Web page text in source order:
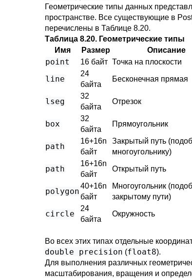
Геометрические типы данных
пространстве. Все существующие в
перечислены в Таблице 8.20.
Таблица 8.20. Геометрические типы
Имя
Размер Описание
point 16 байт Точка на плоскости
line
24
байта
Бесконечная прямая
lseg
32
байта
Отрезок
box
32
байта
Прямоугольник
path
16+16n
байт
Закрытый путь
многоугольнику)
path
16+16n
байт
Открытый путь
polygon
40+16n
байт
Многоугольник
закрытому пути)
circle
24
байта
Окружность
Во всех этих типах отдельные
double precision (float8).
Для выполнения различных
масштабирования, вращения и